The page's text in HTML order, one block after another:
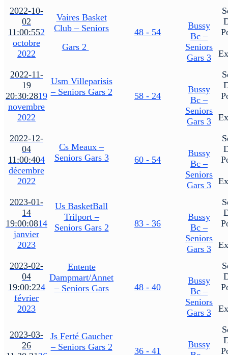
2022-10-
02
11:00:552
octobre
2022
Vaires Basket
Club – Seniors
Gars 2
48 - 54
Bussy
Bc –
Seniors
Gars 3
2022-11-
19
20:30:2819
novembre
2022
Usm Villeparisis
– Seniors Gars 2
58 - 24
Bussy
Bc –
Seniors
Gars 3
2022-12-
04
11:00:404
décembre
2022
Cs Meaux –
Seniors Gars 3
60 - 54
Bussy
Bc –
Seniors
Gars 3
2023-01-
14
19:00:0814
janvier
2023
Us BasketBall
Trilport –
Seniors Gars 2
83 - 36
Bussy
Bc –
Seniors
Gars 3
2023-02-
04
19:00:224
février
2023
Entente
Dampmart/Annet
– Seniors Gars
48 - 40
Bussy
Bc –
Seniors
Gars 3
2023-03-
26
Js Ferté Gaucher
– Seniors Gars 2
36 - 41
Bussy